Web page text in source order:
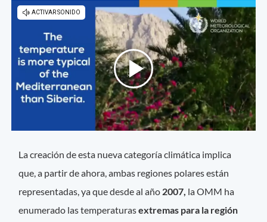
La creación de esta nueva categoría climática implica
que, a partir de ahora, ambas regiones polares están
representadas, ya que desde al año 2007, la OMM ha
enumerado las temperaturasextremas para la región